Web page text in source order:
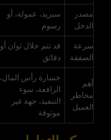
مصدر
الدخل
سبريد، عمولة، أو
رسوم
سرعة
الصفقة
قد تتم خلال ثوان أو
دقائق
أهم
مخاطر
العميل
خسارة رأس المال،
الرافعة، سوء
التنفيذ، جهة غير
موثوقة